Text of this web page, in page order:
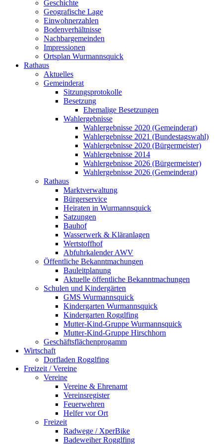
Geschichte
Geografische Lage
Einwohnerzahlen
Bodenverhältnisse
Nachbargemeinden
Impressionen
Ortsplan Wurmannsquick
Rathaus
Aktuelles
Gemeinderat
Sitzungsprotokolle
Besetzung
Ehemalige Besetzungen
Wahlergebnisse
Wahlergebnisse 2020 (Gemeinderat)
Wahlergebnisse 2021 (Bundestagswahl)
Wahlergebnisse 2020 (Bürgermeister)
Wahlergebnisse 2014
Wahlergebnisse 2026 (Bürgermeister)
Wahlergebnisse 2026 (Gemeinderat)
Rathaus
Marktverwaltung
Bürgerservice
Heiraten in Wurmannsquick
Satzungen
Bauhof
Wasserwerk & Kläranlagen
Wertstoffhof
Abfuhrkalender AWV
Öffentliche Bekanntmachungen
Bauleitplanung
Aktuelle öffentliche Bekanntmachungen
Schulen und Kindergärten
GMS Wurmannsquick
Kindergarten Wurmannsquick
Kindergarten Rogglfing
Mutter-Kind-Gruppe Wurmannsquick
Mutter-Kind-Gruppe Hirschhorn
Geschäftsflächenprogamm
Wirtschaft
Dorfladen Rogglfing
Freizeit / Vereine
Vereine
Vereine & Ehrenamt
Vereinsregister
Feuerwehren
Helfer vor Ort
Freizeit
Radwege / XperBike
Badeweiher Rogglfing